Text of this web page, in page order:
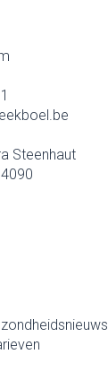
Steenhaut